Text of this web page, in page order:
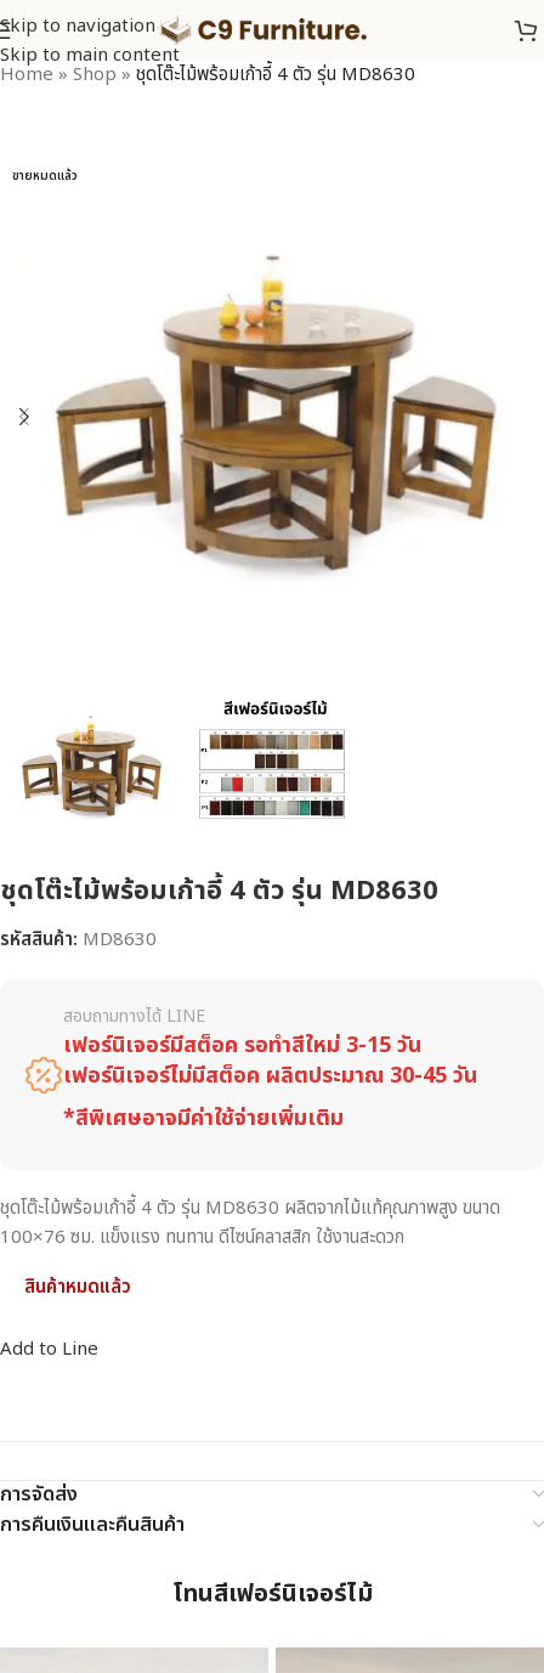
Skip to navigation
Skip to main content
Home » Shop » ชุดโต๊ะไม้พร้อมเก้าอี้ 4 ตัว รุ่น MD8630
ขายหมดแล้ว
ชุดโต๊ะไม้พร้อมเก้าอี้ 4 ตัว รุ่น MD8630
รหัสสินค้า: MD8630
สอบถามทางได้ LINE
เฟอร์นิเจอร์มีสต็อค รอทำสีใหม่ 3-15 วัน
เฟอร์นิเจอร์ไม่มีสต็อค ผลิตประมาณ 30-45 วัน
*สีพิเศษอาจมีค่าใช้จ่ายเพิ่มเติม
ชุดโต๊ะไม้พร้อมเก้าอี้ 4 ตัว รุ่น MD8630 ผลิตจากไม้แท้คุณภาพสูง ขนาด
100×76 ซม. แข็งแรง ทนทาน ดีไซน์คลาสสิก ใช้งานสะดวก
สินค้าหมดแล้ว
Add to Line
การจัดส่ง
การคืนเงินและคืนสินค้า
โทนสีเฟอร์นิเจอร์ไม้